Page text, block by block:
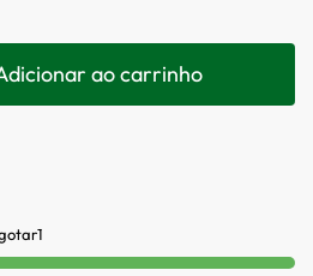
ao carrinho